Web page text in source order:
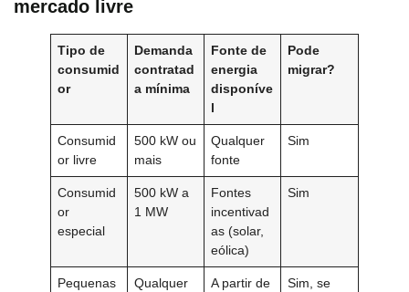
mercado livre
Tipo de
consumid
or
Demanda
contratad
a mínima
Fonte de
energia
disponíve
l
Pode
migrar?
Consumid
or livre
500 kW ou
mais
Qualquer
fonte
Sim
Consumid
or
especial
500 kW a
1 MW
Fontes
incentivad
as (solar,
eólica)
Sim
Pequenas
Qualquer
A partir de
Sim, se